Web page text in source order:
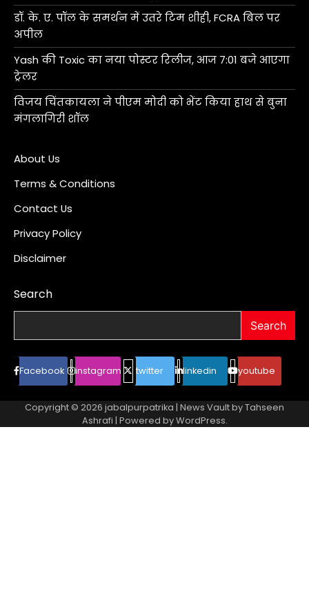
डॉ. के. ए. पॉल के समर्थन में उतरे टिम शीही, FCRA बिल पर
अपील
Yash की Toxic का नया पोस्टर रिलीज, आज 7:01 बजे आएगा
ट्रेलर
विजय चिंतकायला ने पीएम मोदी को भेंट किया हाथ से बुना
मंगलागिरी शॉल
About Us
Terms & Conditions
Contact Us
Privacy Policy
Disclaimer
Search
Search
Facebook instagram twitter linkedin youtube
Copyright © 2026 jabalpurpatrika | News Vault byTahseen
Ashrafi | Powered byWordPress.